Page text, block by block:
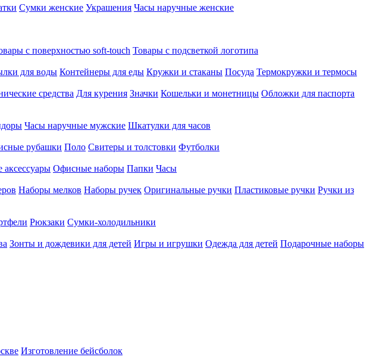
Сумки женские Украшения Часы наручные женские
с поверхностью soft-touch Товары с подсветкой логотипа
для воды Контейнеры для еды Кружки и стаканы Посуда Термокружки и термосы
средства Для курения Значки Кошельки и монетницы Обложки для паспорта
Часы наручные мужские Шкатулки для часов
рубашки Поло Свитеры и толстовки Футболки
аксессуары Офисные наборы Папки Часы
Наборы мелков Наборы ручек Оригинальные ручки Пластиковые ручки Ручки из
Рюкзаки Сумки-холодильники
Зонты и дождевики для детей Игры и игрушки Одежда для детей Подарочные наборы
Изготовление бейсболок